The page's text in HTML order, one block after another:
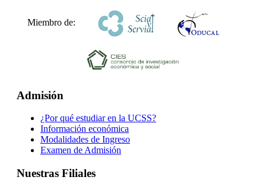
Miembro de:
Admisión
¿Por qué estudiar en la UCSS?
Información económica
Modalidades de Ingreso
Examen de Admisión
Nuestras Filiales